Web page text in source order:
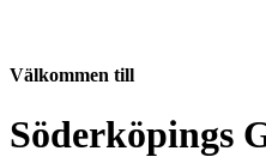
Välkommen till
Söderköpings